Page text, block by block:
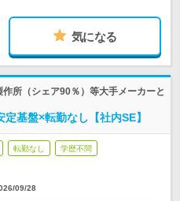
気になる
所（シェア90％）等大手メーカーと
基盤×転勤なし【社内SE】
転勤なし 学歴不問
09/28